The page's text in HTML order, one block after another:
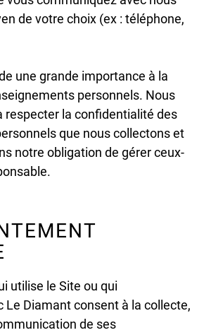
de votre choix (ex : téléphone,
une grande importance à la
personnels. Nous
respecter la confidentialité des
que nous collectons et
notre obligation de gérer ceux-
utilise le Site ou qui
Le Diamant consent à la collecte,
de ses